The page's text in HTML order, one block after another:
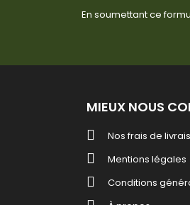
En soumettant ce
MIEUX NOUS
Nos frais de
Mentions légales
Conditions